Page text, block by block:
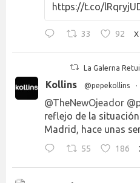
https://t.co/
33 92 X
La Galerna
Kollins @pepekollins ·
@TheNewOjeador
reflejo de la
Madrid, hace unas
55 186